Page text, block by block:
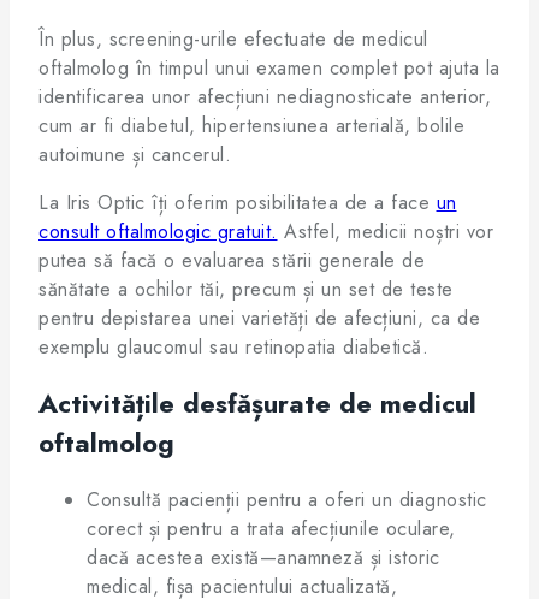
În plus, screening-urile efectuate de medicul
oftalmolog în timpul unui examen complet pot ajuta la
identificarea unor afecțiuni nediagnosticate anterior,
cum ar fi diabetul, hipertensiunea arterială, bolile
autoimune și cancerul.
La Iris Optic îți oferim posibilitatea de a face un
consult oftalmologic gratuit. Astfel, medicii noștri vor
putea să facă o evaluarea stării generale de
sănătate a ochilor tăi, precum și un set de teste
pentru depistarea unei varietăți de afecțiuni, ca de
exemplu glaucomul sau retinopatia diabetică.
Activitățile desfășurate de medicul
oftalmolog
Consultă pacienții pentru a oferi un diagnostic
corect și pentru a trata afecțiunile oculare,
dacă acestea există—anamneză și istoric
medical, fișa pacientului actualizată,